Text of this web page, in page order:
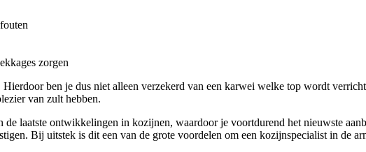
zorgen
ben je dus niet alleen verzekerd van een karwei welke top wordt
van zult hebben.
laatste ontwikkelingen in kozijnen, waardoor je voortdurend het nieuwste
Bij uitstek is dit een van de grote voordelen om een kozijnspecialist in de